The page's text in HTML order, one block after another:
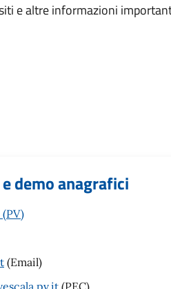
e altre informazioni
demo anagrafici
(PV)
(Email)
(PEC)